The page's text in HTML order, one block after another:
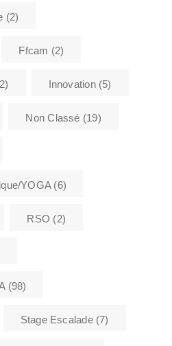
(2)
Ffcam (2)
Innovation(5)
Non Classé (19)
YOGA(6)
RSO (2)
(98)
Stage Escalade(7)